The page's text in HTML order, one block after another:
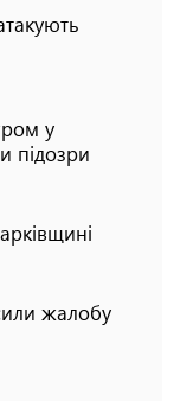
у
підозри
жалобу